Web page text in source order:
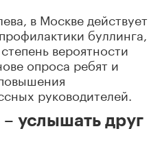
в Москве действует
буллинга,
вероятности
опроса ребят и
руководителей.
услышать друг